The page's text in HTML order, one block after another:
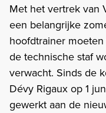
Met het vertrek van
een belangrijke
hoofdtrainer
de technische staf
verwacht. Sinds de
Dévy Rigaux op 1
gewerkt aan de